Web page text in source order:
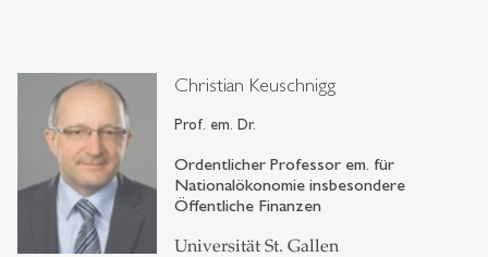
Christian Keuschnigg
Prof. em. Dr.
Ordentlicher Professor em. für
Nationalökonomie insbesondere
Öffentliche Finanzen
Universität St. Gallen